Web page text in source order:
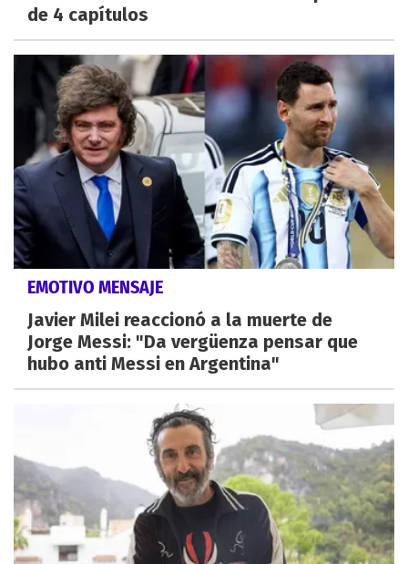
de 4 capítulos
EMOTIVO MENSAJE
Javier Milei reaccionó a la muerte de
Jorge Messi: "Da vergüenza pensar que
hubo anti Messi en Argentina"